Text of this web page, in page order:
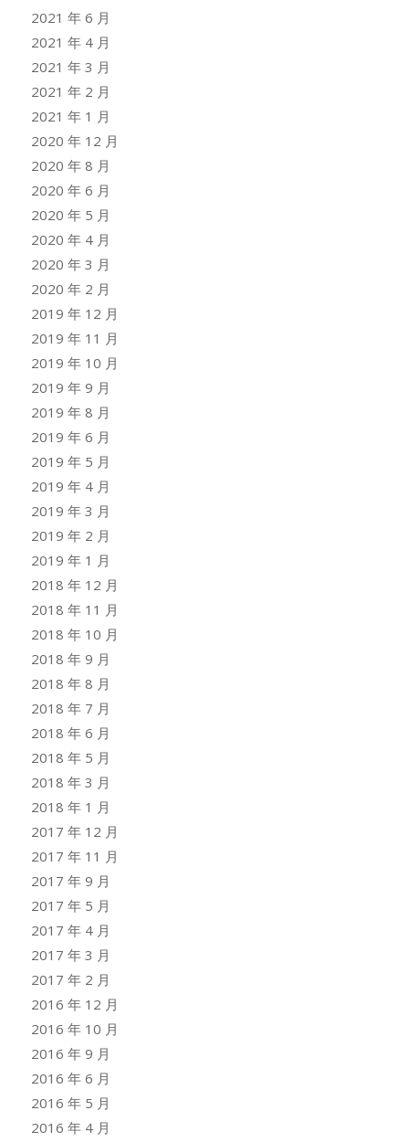
2021 年 6 月
2021 年 4 月
2021 年 3 月
2021 年 2 月
2021 年 1 月
2020 年 12 月
2020 年 8 月
2020 年 6 月
2020 年 5 月
2020 年 4 月
2020 年 3 月
2020 年 2 月
2019 年 12 月
2019 年 11 月
2019 年 10 月
2019 年 9 月
2019 年 8 月
2019 年 6 月
2019 年 5 月
2019 年 4 月
2019 年 3 月
2019 年 2 月
2019 年 1 月
2018 年 12 月
2018 年 11 月
2018 年 10 月
2018 年 9 月
2018 年 8 月
2018 年 7 月
2018 年 6 月
2018 年 5 月
2018 年 3 月
2018 年 1 月
2017 年 12 月
2017 年 11 月
2017 年 9 月
2017 年 5 月
2017 年 4 月
2017 年 3 月
2017 年 2 月
2016 年 12 月
2016 年 10 月
2016 年 9 月
2016 年 6 月
2016 年 5 月
2016 年 4 月